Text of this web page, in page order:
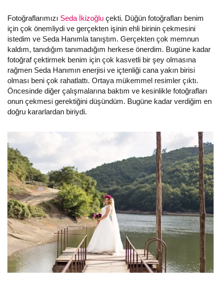
Fotoğraflarımızı Seda İkizoğlu çekti. Düğün fotoğrafları benim
için çok önemliydi ve gerçekten işinin ehli birinin çekmesini
istedim ve Seda Hanımla tanıştım. Gerçekten çok memnun
kaldım, tanıdığım tanımadığım herkese önerdim. Bugüne kadar
fotoğraf çektirmek benim için çok kasvetli bir şey olmasına
rağmen Seda Hanımın enerjisi ve içtenliği cana yakın birisi
olması beni çok rahatlattı. Ortaya mükemmel resimler çıktı.
Öncesinde diğer çalışmalarına baktım ve kesinlikle fotoğrafları
onun çekmesi gerektiğini düşündüm. Bugüne kadar verdiğim en
doğru kararlardan biriydi.